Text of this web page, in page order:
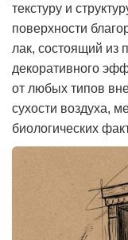
текстуру и
поверхности
лак, состоящий из
декоративного
от любых типов
сухости воздуха,
биологических